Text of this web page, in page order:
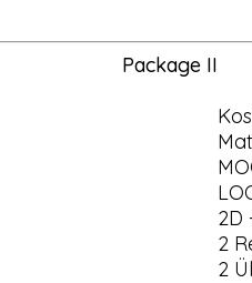
Package II
2D
2
2